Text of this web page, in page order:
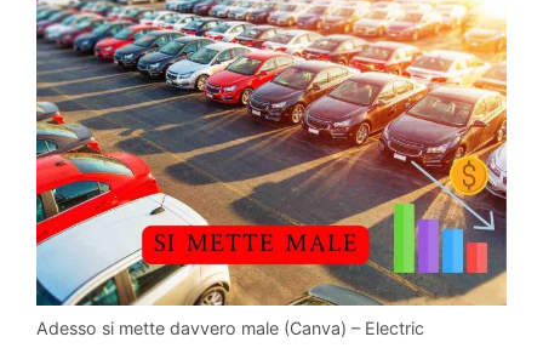
Adesso si mette davvero male (Canva) – Electric